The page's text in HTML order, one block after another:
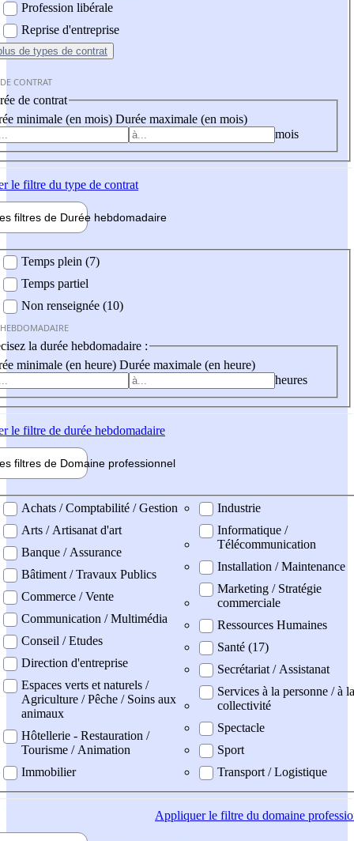
Profession libérale
Reprise d'entreprise
de types de contrat
CONTRAT
de contrat
minimale (en mois) Durée maximale (en mois)
mois
le filtre du type de contrat
filtres de Durée hebdomadaire
Temps plein (7)
Temps partiel
Non renseignée (10)
la durée hebdomadaire :
minimale (en heure) Durée maximale (en heure)
heures
le filtre de durée hebdomadaire
filtres de Domaine professionnel
professionel
Achats / Comptabilité / Gestion
Arts / Artisanat d'art
Banque / Assurance
Bâtiment / Travaux Publics
Commerce / Vente
Communication / Multimédia
Conseil / Etudes
Direction d'entreprise
Espaces verts et naturels /
Agriculture / Pêche / Soins aux
animaux
Hôtellerie - Restauration /
Tourisme / Animation
Immobilier
Industrie
Informatique /
Télécommunication
Installation / Maintenance
Marketing / Stratégie
commerciale
Ressources Humaines
Santé (17)
Secrétariat / Assistanat
Services à la personne / à la
collectivité
Spectacle
Sport
Transport / Logistique
Appliquerle filtre du domaine